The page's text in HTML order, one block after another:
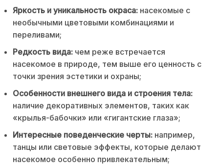
Яркость и уникальность окраса: насекомые с
необычными цветовыми комбинациями и
переливами;
Редкость вида: чем реже встречается
насекомое в природе, тем выше его ценность с
точки зрения эстетики и охраны;
Особенности внешнего вида и строения тела:
наличие декоративных элементов, таких как
«крылья-бабочки» или «гигантские глаза»;
Интересные поведенческие черты: например,
танцы или световые эффекты, которые делают
насекомое особенно привлекательным;